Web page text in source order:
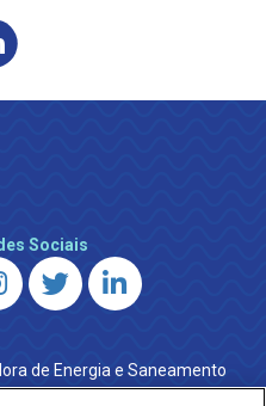
Sociais
de Energia e Saneamento
de Janeiro